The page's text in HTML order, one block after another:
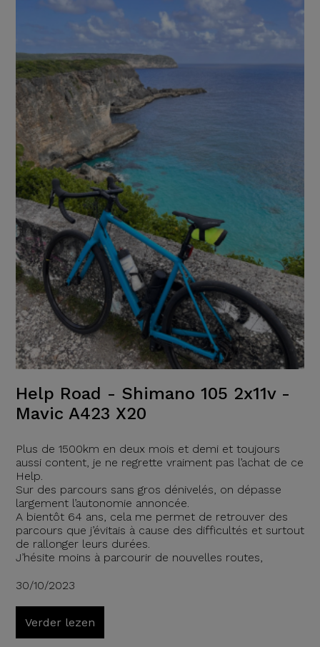
Help Road - Shimano 105 2x11v -
Mavic A423 X20
Plus de 1500km en deux mois et demi et toujours
aussi content, je ne regrette vraiment pas l’achat de ce
Help.
Sur des parcours sans gros dénivelés, on dépasse
largement l’autonomie annoncée.
A bientôt 64 ans, cela me permet de retrouver des
parcours que j’évitais à cause des difficultés et surtout
de rallonger leurs durées.
J’hésite moins à parcourir de nouvelles routes,
30/10/2023
Verder lezen